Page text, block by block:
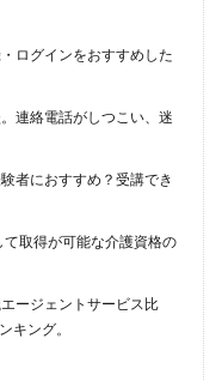
ログインをおすすめした
連絡電話がしつこい、迷
者におすすめ？受講でき
取得が可能な介護資格の
ージェントサービス比
キング。
養士
給料
しい
医療介護業界
ご畑
キャイドラ
フ
しつこい
ス
スキル無し